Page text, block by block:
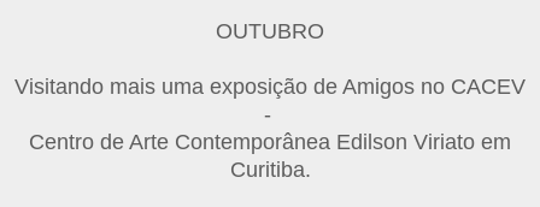
OUTUBRO
Visitando mais uma exposição de Amigos no CACEV
-
Centro de Arte Contemporânea Edilson Viriato em
Curitiba.